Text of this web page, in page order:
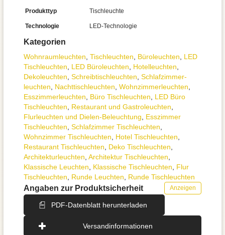
Kategorien
Wohnraum­leuchten Tisch­leuchten Büroleuchten
LED
Tischleuchten
LED Büroleuchten Hotelleuchten
Dekoleuchten Schreibtisch­leuchten Schlafzimmer­
leuchten
Nachttisch­leuchten Wohnzimmer­leuchten
Esszimmer­­leuchten
Büro Tischleuchten
LED Büro
Tischleuchten
Restaurant und Gastroleuchten
Flurleuchten und Dielen-Beleuchtung
Esszimmer
Tischleuchten Schlafzimmer Tischleuchten
Wohnzimmer Tischleuchten
Hotel Tischleuchten
Restaurant Tischleuchten
Deko Tischleuchten
Architektur­leuchten Architektur Tischleuchten
Klassische Leuchten
Klassische Tischleuchten
Flur
Tischleuchten
Runde Leuchten Runde Tischleuchten
Angaben zur Produktsicherheit Anzeigen
PDF-Datenblatt herunterladen
Versandinformationen
Produkttyp Tischleuchte
Technologie LED-Technologie